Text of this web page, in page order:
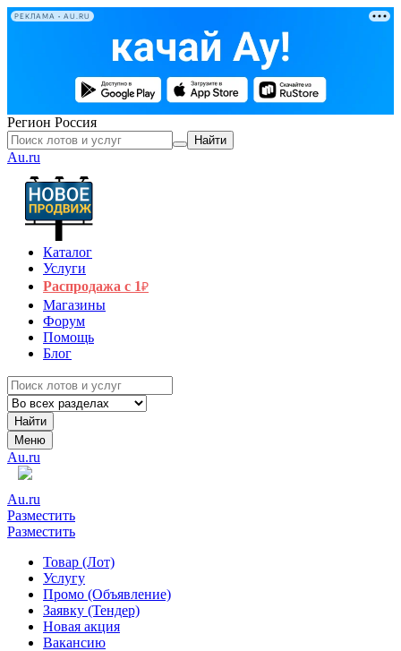
РЕКЛАМА • AU.RU
Регион Россия
Найти
Au.ru
Каталог
Услуги
Распродажа с 1₽
Магазины
Форум
Помощь
Блог
Найти
Меню
Au.ru
Au.ru
Разместить
Разместить
Товар (Лот)
Услугу
Промо (Объявление)
Заявку (Тендер)
Новая акция
Вакансию